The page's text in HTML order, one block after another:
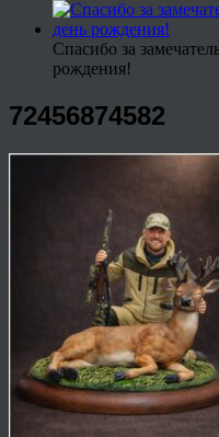
Спасибо за
рождения!
72456874582